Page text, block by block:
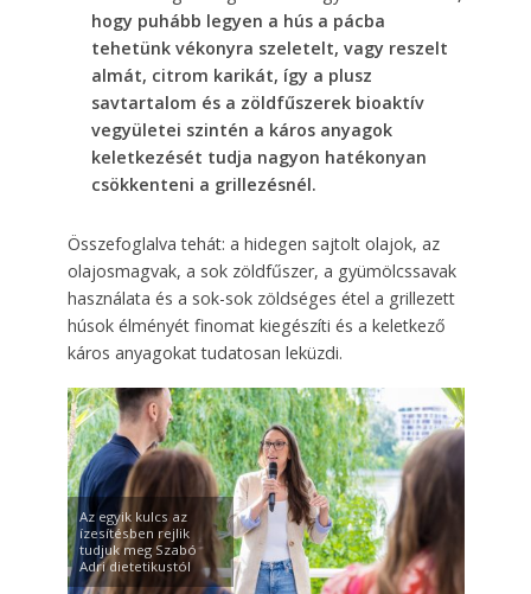
hogy puhább legyen a hús a pácba
tehetünk vékonyra szeletelt, vagy reszelt
almát, citrom karikát, így a plusz
savtartalom és a zöldfűszerek bioaktív
vegyületei szintén a káros anyagok
keletkezését tudja nagyon hatékonyan
csökkenteni a grillezésnél.
Összefoglalva tehát: a hidegen sajtolt olajok, az
olajosmagvak, a sok zöldfűszer, a gyümölcssavak
használata és a sok-sok zöldséges étel a grillezett
húsok élményét finomat kiegészíti és a keletkező
káros anyagokat tudatosan leküzdi.
Az egyik kulcs az
ízesítésben rejlik
tudjuk meg Szabó
Adri dietetikustól